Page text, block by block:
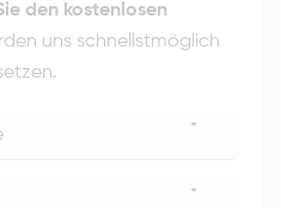
den kostenlosen
uns schnellstmöglich
*
*